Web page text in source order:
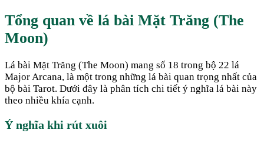
Tổng quan về lá bài Mặt Trăng (The
Moon)
Lá bài Mặt Trăng (The Moon) mang số 18 trong bộ 22 lá
Major Arcana, là một trong những lá bài quan trọng nhất của
bộ bài Tarot. Dưới đây là phân tích chi tiết ý nghĩa lá bài này
theo nhiều khía cạnh.
Ý nghĩa khi rút xuôi